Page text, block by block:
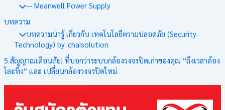
— Meanwell Power Supply
บทความ
บทความน่ารู้ เกี่ยวกับ เทคโนโลยีความปลอดภัย (Security
Technology) by. chaisolution
5 สัญญาณเตือนภัย! ที่บอกว่าระบบกล้องวงจรปิดเก่าของคุณ “ถึงเวลาต้อง
โละทิ้ง” และ เปลี่ยนกล้องวงจรปิดใหม่